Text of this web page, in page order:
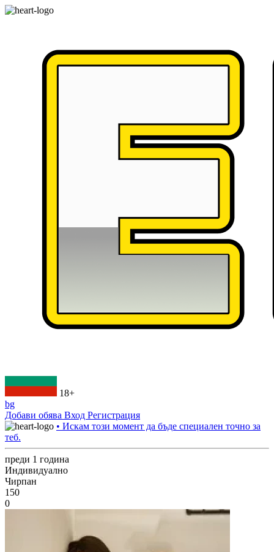
18+
bg
Добави обява Вход Регистрация
• Искам този момент да бъде специален точно за
теб.
преди 1 година
Индивидуално
Чирпан
150
0